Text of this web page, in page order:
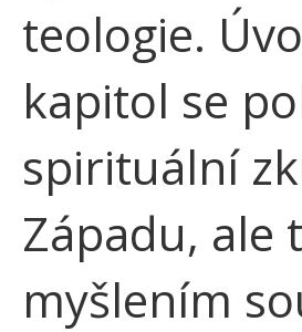
teologie.
kapitol se
spirituální
Západu, ale
myšlením